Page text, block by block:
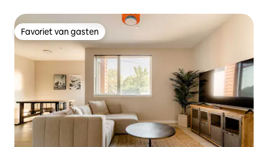
Favoriet van gasten
Favoriet van gasten